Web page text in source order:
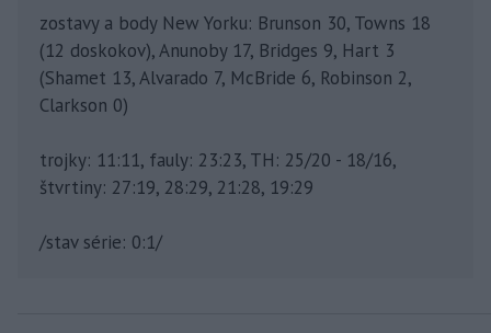
zostavy a body New Yorku: Brunson 30, Towns 18
(12 doskokov), Anunoby 17, Bridges 9, Hart 3
(Shamet 13, Alvarado 7, McBride 6, Robinson 2,
Clarkson 0)
trojky: 11:11, fauly: 23:23, TH: 25/20 - 18/16,
štvrtiny: 27:19, 28:29, 21:28, 19:29
/stav série: 0:1/